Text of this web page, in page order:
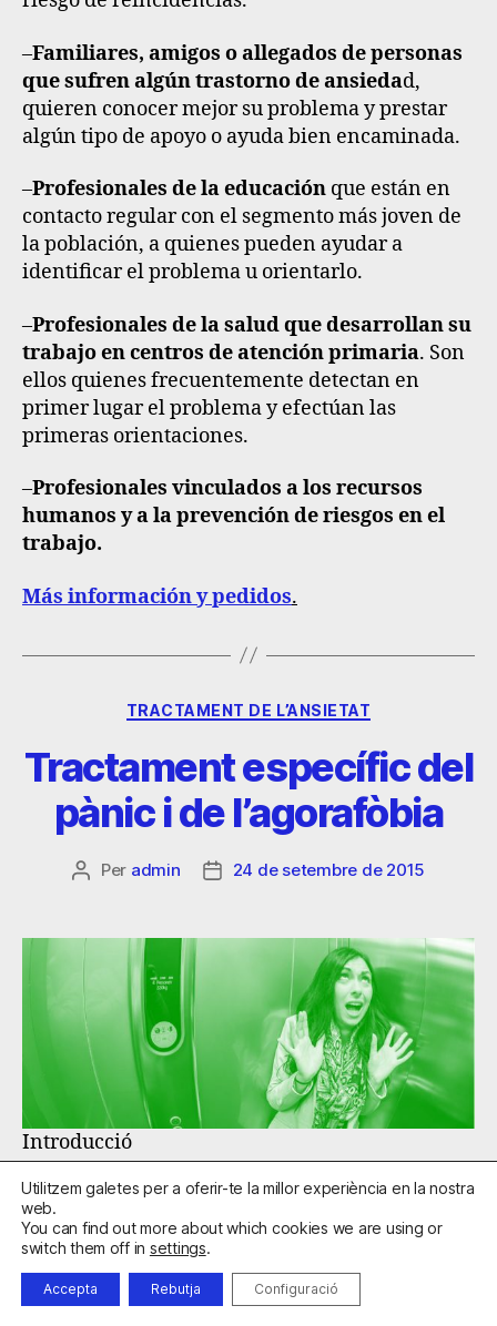
–Familiares, amigos o allegados de personas
que sufren algún trastorno de ansiedad,
quieren conocer mejor su problema y prestar
algún tipo de apoyo o ayuda bien encaminada.
–Profesionales de la educación que están en
contacto regular con el segmento más joven de
la población, a quienes pueden ayudar a
identificar el problema u orientarlo.
–Profesionales de la salud que desarrollan su
trabajo en centros de atención primaria. Son
ellos quienes frecuentemente detectan en
primer lugar el problema y efectúan las
primeras orientaciones.
–Profesionales vinculados a los recursos
humanos y a la prevención de riesgos en el
trabajo.
Más información y pedidos.
TRACTAMENT DE L’ANSIETAT
Tractament específic del
pànic i de l’agorafòbia
Per admin 24 de setembre de 2015
Introducció
La intervenció terapèutica conjuga,
normalment, tractaments específics, en funció
del diagnòstic principal, amb d’altres de
caràcter més general o més contextual, d’acord
amb les característiques personals i amb les
Utilitzem galetes per a oferir-te la millor experiència en la nostra
web.
You can find out more about which cookies we are using or
switch them off in settings.
Accepta Rebutja Configuració